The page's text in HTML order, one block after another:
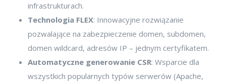
infrastrukturach.
Technologia FLEX: Innowacyjne rozwiązanie
pozwalające na zabezpieczenie domen, subdomen,
domen wildcard, adresów IP – jednym certyfikatem.
Automatyczne generowanie CSR: Wsparcie dla
wszystkich popularnych typów serwerów (Apache,